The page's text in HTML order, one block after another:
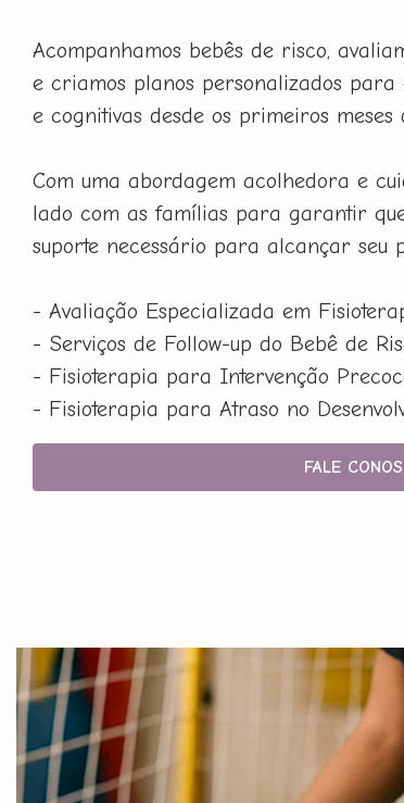
Acompanhamos bebês de risco,
e criamos planos personalizados
e cognitivas desde os primeiros meses
Com uma abordagem acolhedora e
lado com as famílias para garantir
suporte necessário para alcançar seu
- Avaliação Especializada em
- Serviços de Follow-up do Bebê de
- Fisioterapia para Intervenção
- Fisioterapia para Atraso no
FALE